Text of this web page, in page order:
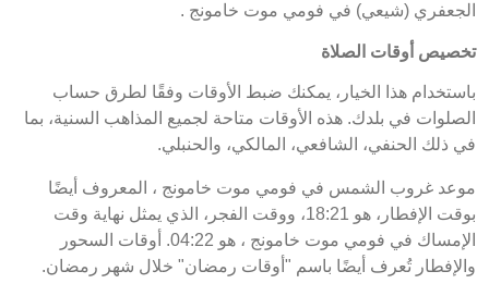
الجعفري (شيعي) في فومي موت خامونج .
تخصيص أوقات الصلاة
باستخدام هذا الخيار، يمكنك ضبط الأوقات وفقًا لطرق حساب
الصلوات في بلدك. هذه الأوقات متاحة لجميع المذاهب السنية، بما
في ذلك الحنفي، الشافعي، المالكي، والحنبلي.
موعد غروب الشمس في فومي موت خامونج ، المعروف أيضًا
بوقت الإفطار، هو 18:21، ووقت الفجر، الذي يمثل نهاية وقت
الإمساك في فومي موت خامونج ، هو 04:22. أوقات السحور
والإفطار تُعرف أيضًا باسم "أوقات رمضان" خلال شهر رمضان.